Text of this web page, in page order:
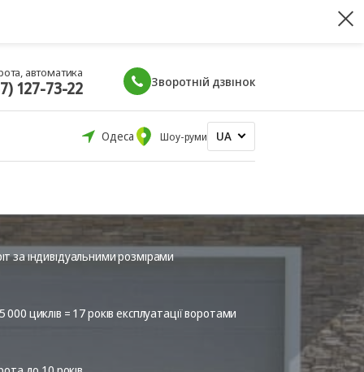
автоматика
127-73-22 Зворотній дзвінок
Одеса Шоу-руми UA
за індивідуальними розмірами
циклів = 17 років експлуатації воротами